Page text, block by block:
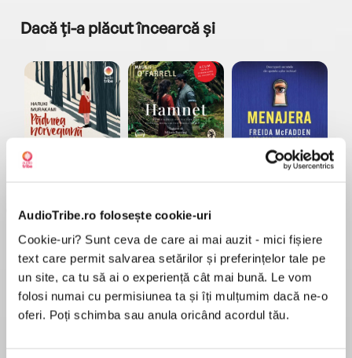
AudioTribe.ro folosește cookie-uri
Cookie-uri? Sunt ceva de care ai mai auzit - mici fișiere
text care permit salvarea setărilor și preferințelor tale pe
un site, ca tu să ai o experiență cât mai bună. Le vom
folosi numai cu permisiunea ta și îți mulțumim dacă ne-o
oferi. Poți schimba sau anula oricând acordul tău.
Dacă ți-a plăcut încearcă și
Pădurea norvegiană
de...
Dani Francis
la...
Lauren Weisberger
Menajera
Sohn Won-pyung